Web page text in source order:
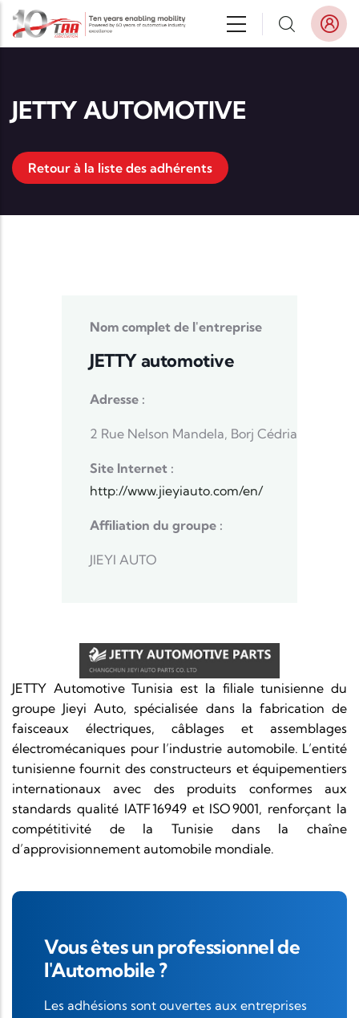
Aller au contenu principal
JETTY AUTOMOTIVE
Retour à la liste des adhérents
Nom complet de l'entreprise
JETTY automotive
Adresse :
2 Rue Nelson Mandela, Borj Cédria
Site Internet :
http://www.jieyiauto.com/en/
Affiliation du groupe :
JIEYI AUTO
JETTY Automotive Tunisia est la filiale tunisienne du
groupe Jieyi Auto, spécialisée dans la fabrication de
faisceaux électriques, câblages et assemblages
électromécaniques pour l’industrie automobile. L’entité
tunisienne fournit des constructeurs et équipementiers
internationaux avec des produits conformes aux
standards qualité IATF 16949 et ISO 9001, renforçant la
compétitivité de la Tunisie dans la chaîne
d’approvisionnement automobile mondiale.
Vous êtes un professionnel de
l'Automobile ?
Les adhésions sont ouvertes aux entreprises